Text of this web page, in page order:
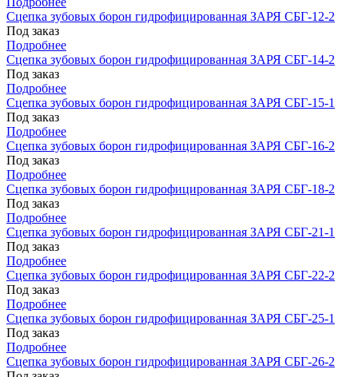
Сцепка зубовых борон гидрофицированная ЗАРЯ СБГ-12-2
Под заказ
Подробнее
Сцепка зубовых борон гидрофицированная ЗАРЯ СБГ-14-2
Под заказ
Подробнее
Сцепка зубовых борон гидрофицированная ЗАРЯ СБГ-15-1
Под заказ
Подробнее
Сцепка зубовых борон гидрофицированная ЗАРЯ СБГ-16-2
Под заказ
Подробнее
Сцепка зубовых борон гидрофицированная ЗАРЯ СБГ-18-2
Под заказ
Подробнее
Сцепка зубовых борон гидрофицированная ЗАРЯ СБГ-21-1
Под заказ
Подробнее
Сцепка зубовых борон гидрофицированная ЗАРЯ СБГ-22-2
Под заказ
Подробнее
Сцепка зубовых борон гидрофицированная ЗАРЯ СБГ-25-1
Под заказ
Подробнее
Сцепка зубовых борон гидрофицированная ЗАРЯ СБГ-26-2